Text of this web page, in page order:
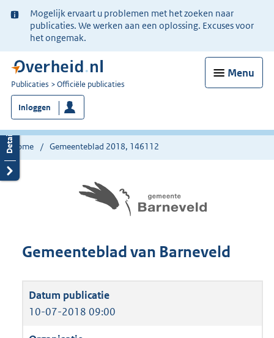
Ter
informatie:
Mogelijk ervaart u problemen met het zoeken naar
publicaties. We werken aan een oplossing. Excuses voor
het ongemak.
Menu
U
bent
nu
hier:
Publicaties Officiële publicaties
Inloggen
Home Gemeenteblad 2018, 146112
Gemeenteblad van Barneveld
10-07-2018 09:00